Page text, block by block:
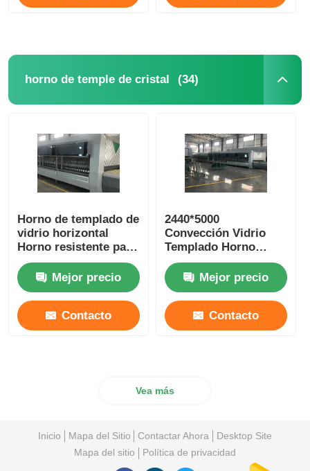
horno de temple de cristal (34)
Horno de templado de
vidrio horizontal
Horno resistente para
la construcción de
vidrio planoMejor precio
Contacto
2440*5000
Convección Vidrio
Templado Horno
Seguro
Entrenamiento
Mantenimiento
Disponible
Mejor precio
Contacto
Vea más
Inicio Mapa del Sitio Contactar Ahora
Desktop Site
Mapa del sitio
Política de privacidad